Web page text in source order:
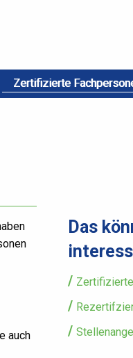
Zertifizierte
auch
Das